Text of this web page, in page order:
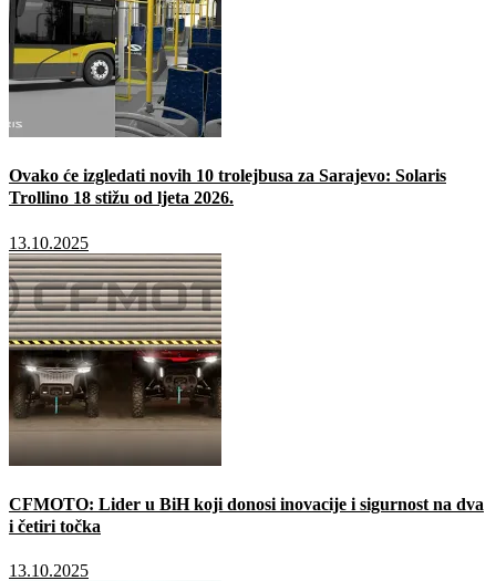
Ovako će izgledati novih 10 trolejbusa za Sarajevo: Solaris
Trollino 18 stižu od ljeta 2026.
13.10.2025
CFMOTO: Lider u BiH koji donosi inovacije i sigurnost na dva
i četiri točka
13.10.2025